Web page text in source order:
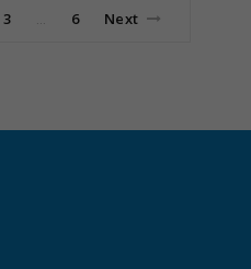
3 6 Next